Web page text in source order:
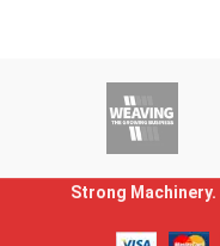
Strong Machinery.